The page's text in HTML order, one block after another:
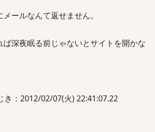
ールなんて返せません。
ば深夜眠る前じゃないとサイトを開かな
き：2012/02/07(火) 22:41:07.22